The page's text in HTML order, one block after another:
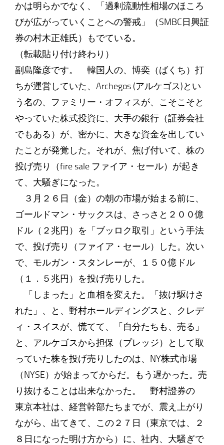
かは明らかでなく、「過剰流動性相場のほころ
びが広がっていくことへの警戒」（SMBC日興証
券の村木正雄氏）もでている。
（転載貼り付け終わり）
副島隆彦です。 韓国人の、博奕（ばくち）打
ちが運営していた、Archegos (アルケゴス)とい
う名の、ファミリー・オフィスが、こそこそと
やっていた株式投資に、大手の銀行（証券会社
でもある）が、密かに、大きな資金を出してい
たことが発覚した。それが、焦げ付いて、株の
投げ売り（fire sale ファイア・セール）が起き
て、大騒ぎになった。
３月２６日（金）の朝の市場が始まる前に、
ゴールドマン・サックスは、さっさと２００億
ドル（２兆円）を「ブッロク取引」という手法
で、投げ売り（ファイア・セール）した。次い
で、モルガン・スタンレーが、１５０億ドル
（１．５兆円）を投げ売りした。
「しまった」と血相を変えた。「抜け駆けさ
れた」、と、野村ホールディングスと、クレデ
ィ・スイスが、慌てて、「自分たちも、売る」
と、アルケゴスから担保（プレッジ）として取
っていた株を投げ売りしたのは、NY株式市場
（NYSE）が始まってからだ。もう遅かった。売
り抜けることは出来なかった。 野村證券の
東京本社は、経営幹部たちまでが、震え上がり
ながら、出てきて、この２７日（東京では、２
８日になった明け方から）に、社内、大騒ぎで